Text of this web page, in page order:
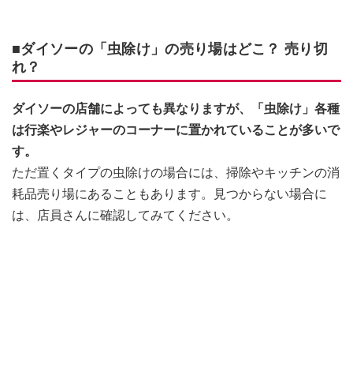
■ダイソーの「虫除け」の売り場はどこ？ 売り切
れ？
ダイソーの店舗によっても異なりますが、「虫除け」各種
は行楽やレジャーのコーナーに置かれていることが多いで
す。
ただ置くタイプの虫除けの場合には、掃除やキッチンの消
耗品売り場にあることもあります。見つからない場合に
は、店員さんに確認してみてください。